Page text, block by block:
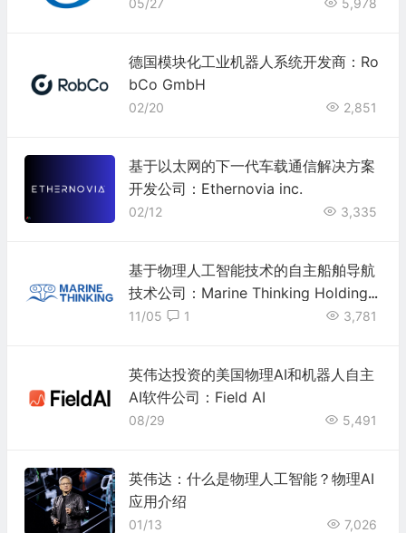
德国模块化工业机器人系统开发商：Ro
bCo GmbH
02/20 2,851
基于以太网的下一代车载通信解决方案
开发公司：Ethernovia inc.
02/12 3,335
基于物理人工智能技术的自主船舶导航
技术公司：Marine Thinking Holdings
Inc.
11/05 3,781
1
英伟达投资的美国物理AI和机器人自主
AI软件公司：Field AI
08/29 5,491
英伟达：什么是物理人工智能？物理AI
应用介绍
01/13 7,026